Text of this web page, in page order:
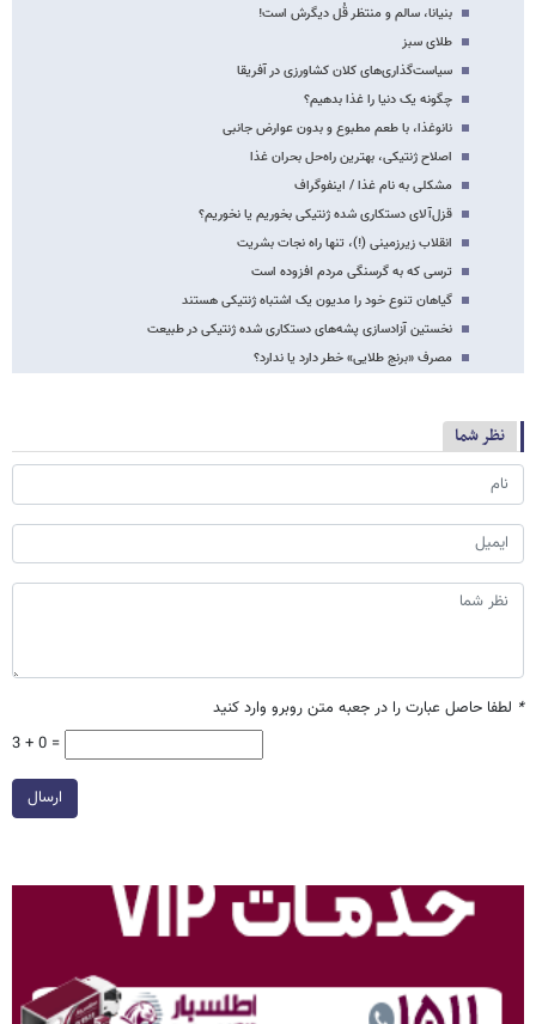
بنیانا، سالم و منتظر قُل دیگرش است!
طلای سبز
سیاست‌گذاری‌های کلان کشاورزی در آفریقا
چگونه یک دنیا را غذا بدهیم؟
نانوغذا، با طعم مطبوع و بدون عوارض جانبی
اصلاح ژنتیکی، بهترین راه‌حل بحران غذا
مشکلی به نام غذا / اینفوگراف
قزل‌آلای دستکاری شده ژنتیکی بخوریم یا نخوریم؟
انقلاب زیرزمینی (!)، تنها راه نجات بشریت
ترسی که به گرسنگی مردم افزوده است
گیاهان تنوع خود را مدیون یک اشتباه ژنتیکی هستند
نخستین آزادسازی پشه‌های دستکاری شده ژنتیکی در طبیعت
مصرف «برنج طلایی» خطر دارد یا ندارد؟
نظر شما
* لطفا حاصل عبارت را در جعبه متن روبرو وارد کنید
3 + 0 =
ارسال